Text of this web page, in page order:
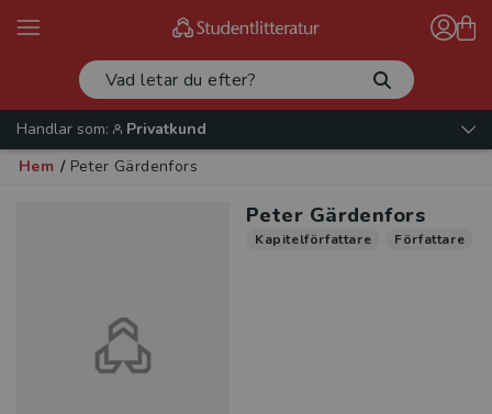
Handlar som:
Privatkund
Hem / Peter Gärdenfors
Peter Gärdenfors
Kapitelförfattare Författare